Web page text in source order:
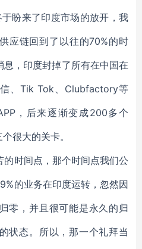
盼来了印度市场的放开，我
应链回到了以往的70%的时
，印度封掉了所有在中国在
、Tik Tok、Clubfactory等
，后来逐渐变成200多个
很大的关卡。
时间点，那个时间点我们公
的业务在印度运转，忽然因
零，并且很可能是永久的归
状态。所以，那一个礼拜当